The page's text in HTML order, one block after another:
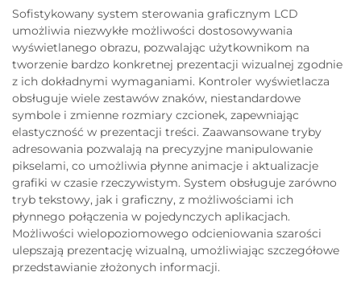
Sofistykowany system sterowania graficznym LCD
umożliwia niezwykłe możliwości dostosowywania
wyświetlanego obrazu, pozwalając użytkownikom na
tworzenie bardzo konkretnej prezentacji wizualnej zgodnie
z ich dokładnymi wymaganiami. Kontroler wyświetlacza
obsługuje wiele zestawów znaków, niestandardowe
symbole i zmienne rozmiary czcionek, zapewniając
elastyczność w prezentacji treści. Zaawansowane tryby
adresowania pozwalają na precyzyjne manipulowanie
pikselami, co umożliwia płynne animacje i aktualizacje
grafiki w czasie rzeczywistym. System obsługuje zarówno
tryb tekstowy, jak i graficzny, z możliwościami ich
płynnego połączenia w pojedynczych aplikacjach.
Możliwości wielopoziomowego odcieniowania szarości
ulepszają prezentację wizualną, umożliwiając szczegółowe
przedstawianie złożonych informacji.